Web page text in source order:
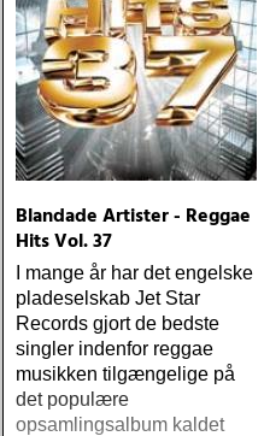
Blandade Artister - Reggae
Hits Vol. 37
I mange år har det engelske
pladeselskab Jet Star
Records gjort de bedste
singler indenfor reggae
musikken tilgængelige på
det populære
opsamlingsalbum kaldet